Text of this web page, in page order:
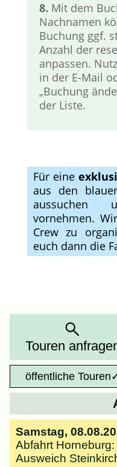
8. Mit dem
Nachnamen
Buchung ggf.
Anzahl der
anpassen.
in der E-Mail
„Buchung
der Liste.
Für eine
aus den
aussuchen
vornehmen.
Crew zu
euch dann die